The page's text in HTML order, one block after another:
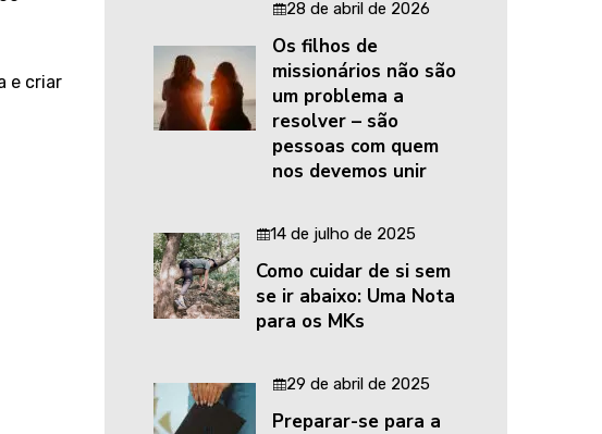
e criar
28 de abril de 2026
Os filhos de
missionários não são
um problema a
resolver – são
pessoas com quem
nos devemos unir
14 de julho de 2025
Como cuidar de si sem
se ir abaixo: Uma Nota
para os MKs
29 de abril de 2025
Preparar-se para a